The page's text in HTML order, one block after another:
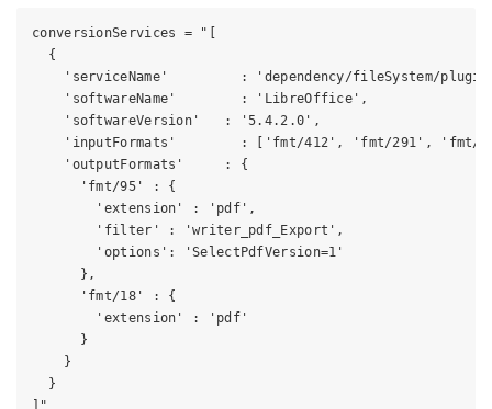
conversionServices = "[
  {
'serviceName'         : 'dependency/fileSystem/
    'softwareName'        : 'LibreOffice',
    'softwareVersion'   : '5.4.2.0',
'inputFormats'        : ['fmt/412', 'fmt/291', 'fmt/
    'outputFormats'     : {
      'fmt/95' : {
        'extension' : 'pdf',
        'filter' : 'writer_pdf_Export',
        'options': 'SelectPdfVersion=1'
      },
      'fmt/18' : {
        'extension' : 'pdf'
      }
    }
  }